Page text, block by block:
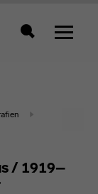
Zeigt
/ 1919–